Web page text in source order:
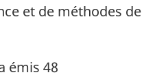
et de méthodes de
émis 48